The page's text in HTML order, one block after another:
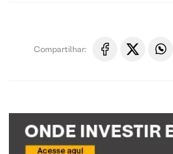
Compartilhar: